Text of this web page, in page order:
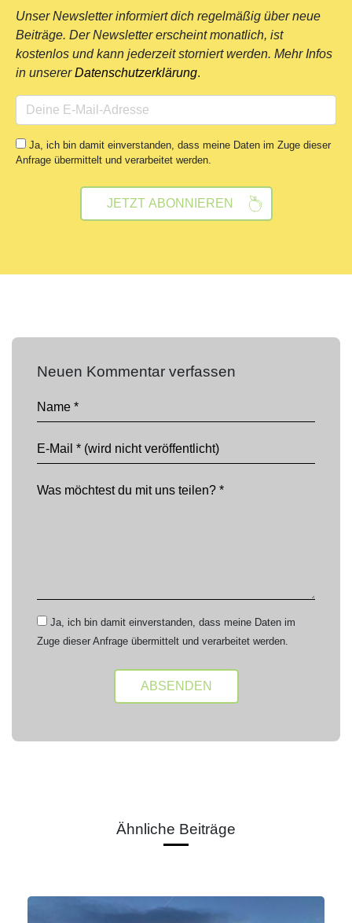
Unser Newsletter informiert dich regelmäßig über neue
Beiträge. Der Newsletter erscheint monatlich, ist
kostenlos und kann jederzeit storniert werden. Mehr Infos
in unsererDatenschutzerklärung.
Ja, ich bin damit einverstanden, dass meine Daten im Zuge dieser
Anfrage übermittelt und verarbeitet werden.
Neuen Kommentar verfassen
Ja, ich bin damit einverstanden, dass meine Daten im
Zuge dieser Anfrage übermittelt und verarbeitet werden.
Ähnliche Beiträge